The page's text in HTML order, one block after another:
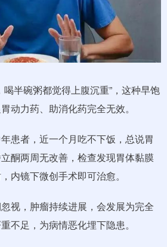
喝半碗粥都觉得上腹沉重”，这种早饱
动力药、助消化药完全无效。
患者，近一个月吃不下饭，总说胃
酮两周无改善，检查发现胃体黏膜
内镜下微创手术即可治愈。
视，肿瘤持续进展，会发展为完全
不足，为病情恶化埋下隐患。